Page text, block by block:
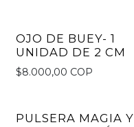
OJO DE BUEY- 1
UNIDAD DE 2 CM
$8.000,00 COP
PULSERA MAGIA Y